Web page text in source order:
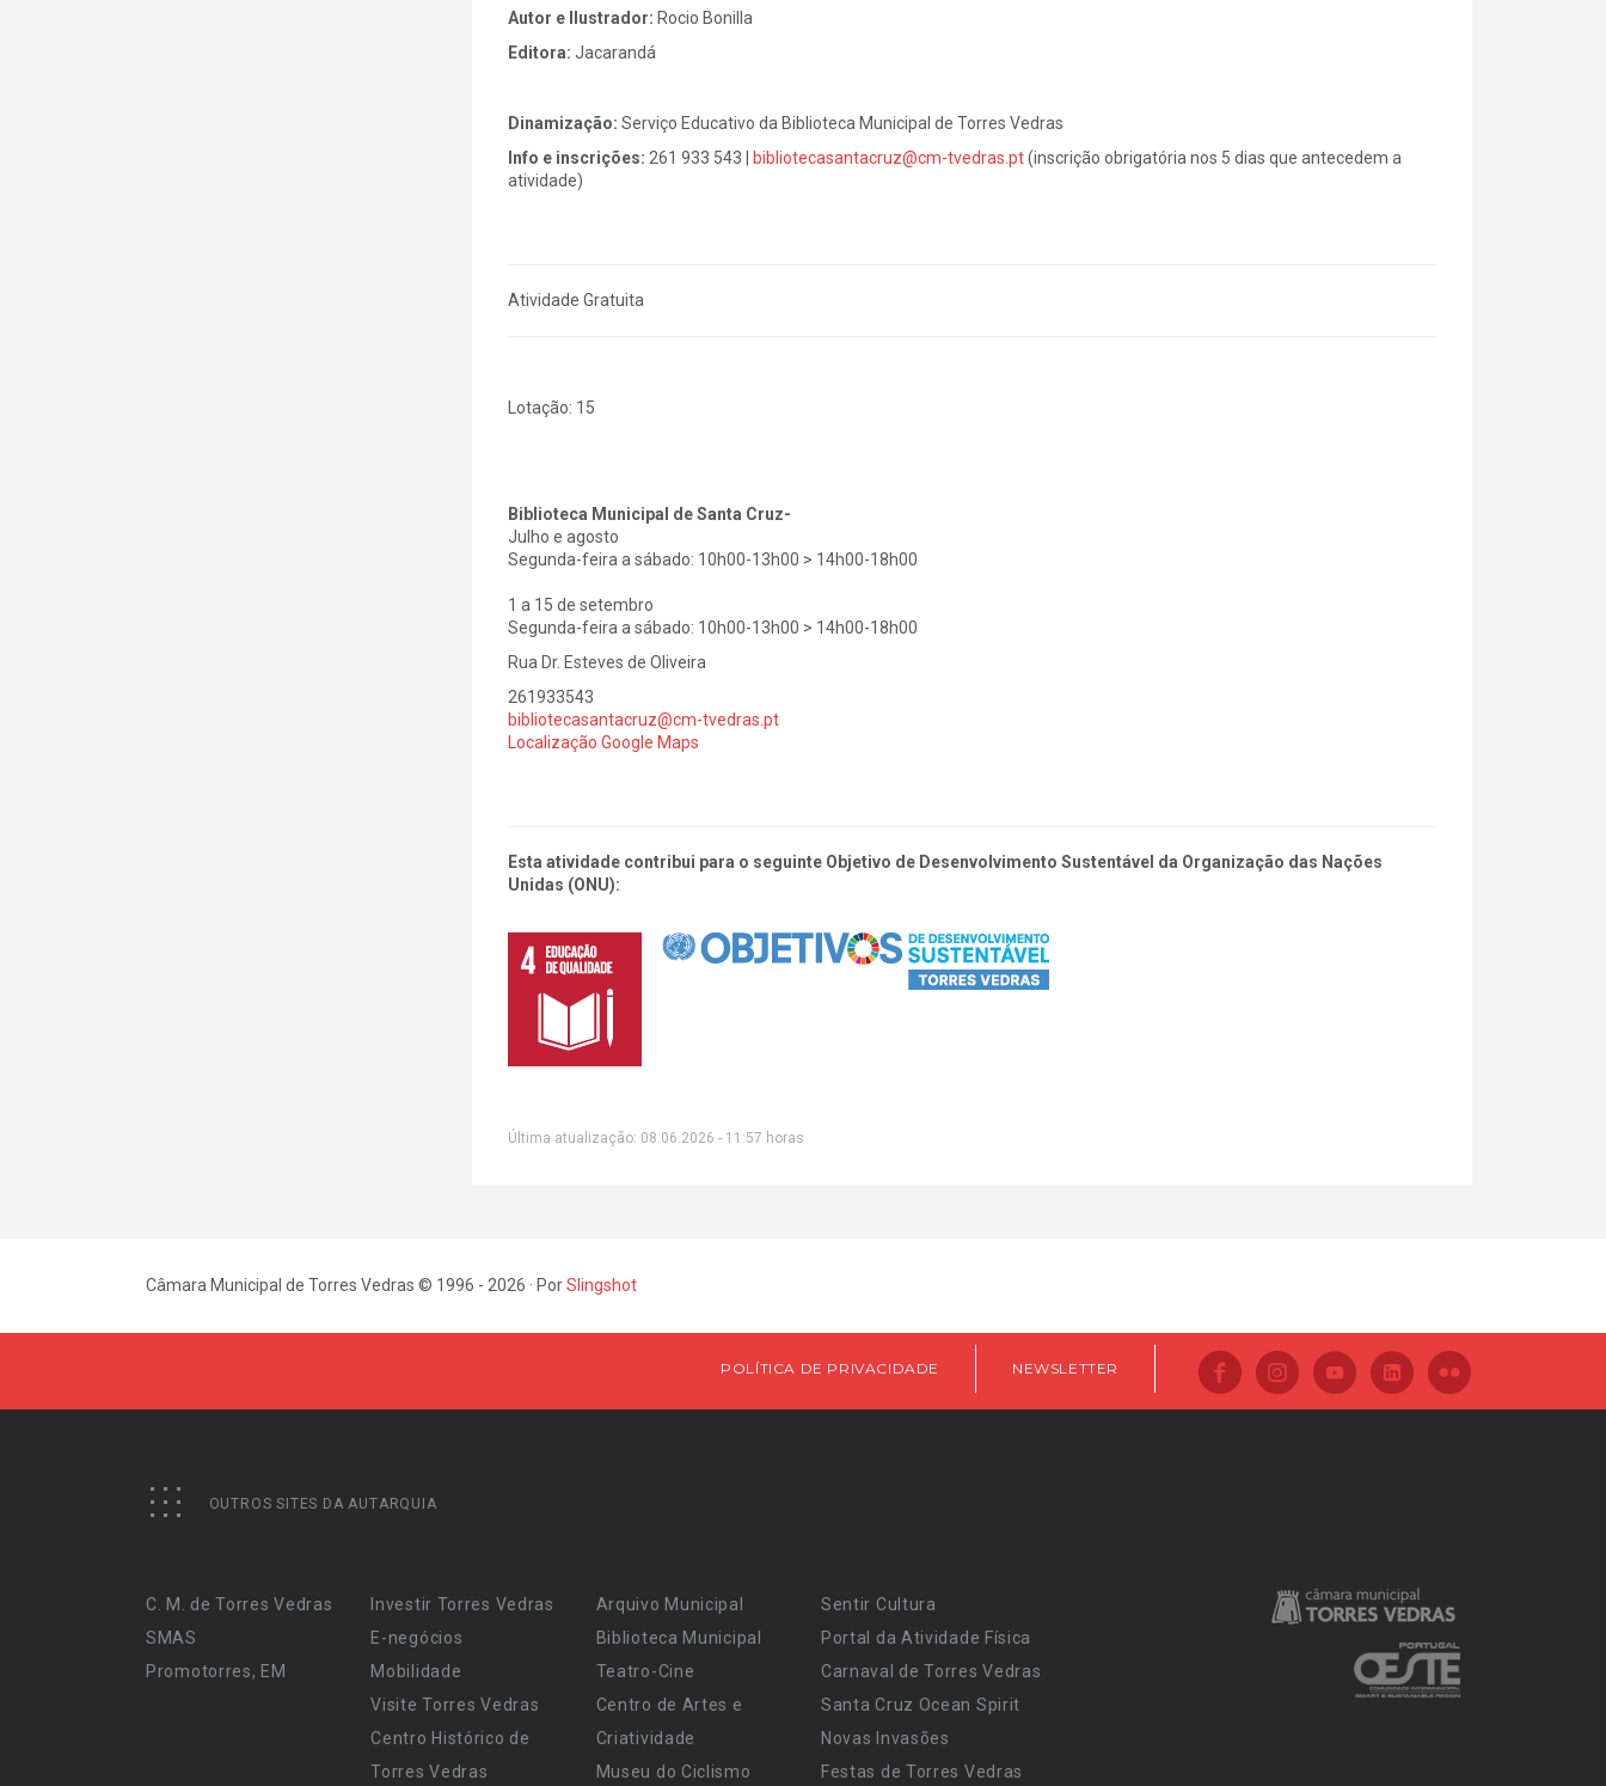
Autor e Ilustrador: Rocio Bonilla
Editora: Jacarandá
Dinamização: Serviço Educativo da Biblioteca Municipal de Torres Vedras
Info e inscrições: 261 933 543 | bibliotecasantacruz@cm-tvedras.pt(inscrição obrigatória nos 5 dias que antecedem a
atividade)
Atividade Gratuita
Lotação: 15
Biblioteca Municipal de Santa Cruz-
Julho e agosto
Segunda-feira a sábado: 10h00-13h00 > 14h00-18h00
1 a 15 de setembro
Segunda-feira a sábado: 10h00-13h00 > 14h00-18h00
Rua Dr. Esteves de Oliveira
261933543
bibliotecasantacruz@cm-tvedras.pt
Localização Google Maps
Esta atividade contribui para o seguinte Objetivo de Desenvolvimento Sustentável da Organização das Nações
Unidas (ONU):
Última atualização: 08.06.2026 - 11:57 horas
Câmara Municipal de Torres Vedras © 1996 - 2026 · PorSlingshot
POLÍTICA DE PRIVACIDADE NEWSLETTER
OUTROS SITES DA AUTARQUIA
C. M. de Torres Vedras
SMAS
Promotorres, EM
Investir Torres Vedras
E-negócios
Mobilidade
Visite Torres Vedras
Centro Histórico de
Torres Vedras
Arquivo Municipal
Biblioteca Municipal
Teatro-Cine
Centro de Artes e
Criatividade
Museu do Ciclismo
Sentir Cultura
Portal da Atividade Física
Carnaval de Torres Vedras
Santa Cruz Ocean Spirit
Novas Invasões
Festas de Torres Vedras